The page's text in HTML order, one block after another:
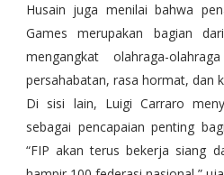
Husain juga menilai bahwa
Games merupakan bagian
mengangkat olahraga-
persahabatan, rasa hormat, dan
Di sisi lain, Luigi Carraro
sebagai pencapaian penting
“FIP akan terus bekerja siang